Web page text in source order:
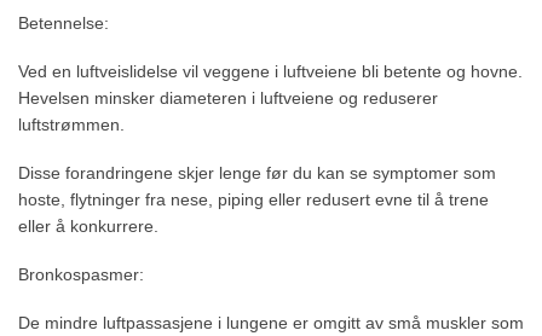
Betennelse:
Ved en luftveislidelse vil veggene i luftveiene bli betente og hovne.
Hevelsen minsker diameteren i luftveiene og reduserer
luftstrømmen.
Disse forandringene skjer lenge før du kan se symptomer som
hoste, flytninger fra nese, piping eller redusert evne til å trene
eller å konkurrere.
Bronkospasmer:
De mindre luftpassasjene i lungene er omgitt av små muskler som